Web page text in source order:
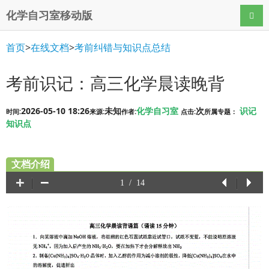
化学自习室移动版 导航
首页>在线文档>考前纠错与知识点总结
考前识记：高三化学晨读晚背
时间:2026-05-10 18:26来源:未知作者:化学自习室 点击:次所属专题： 识记
知识点
文档介绍